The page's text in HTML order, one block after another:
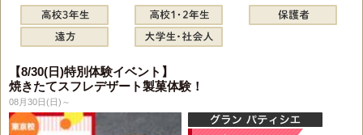
【8/30(日)特別体験イベント】
焼きたてスフレデザート製菓体験！
08月30日(日)～